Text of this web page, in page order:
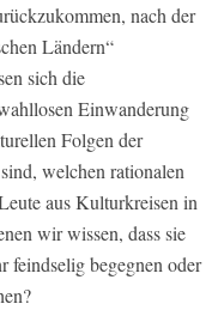
nach der
Ländern“
sich die
Einwanderung
Folgen der
welchen rationalen
aus Kulturkreisen in
wir wissen, dass sie
feindselig begegnen oder